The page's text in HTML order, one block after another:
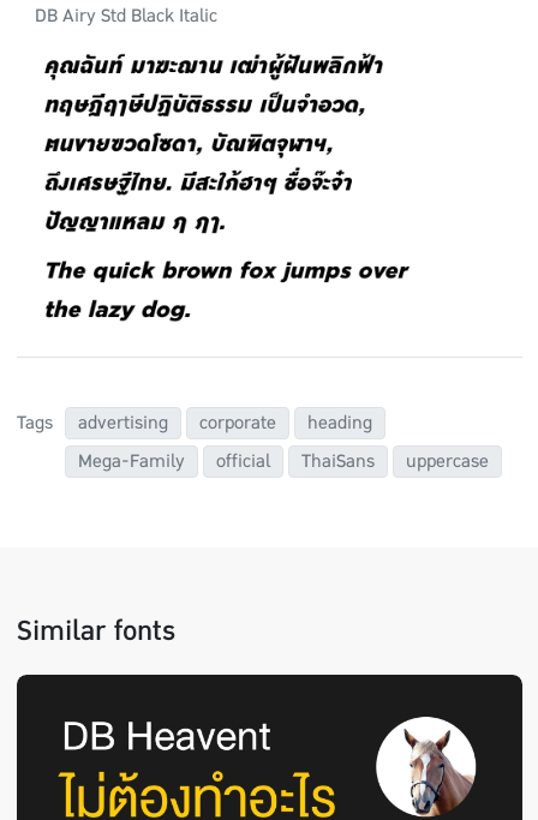
DB Airy Std Black Italic
Tags advertising corporate
heading
Mega-Family
official ThaiSans uppercase
Similar fonts